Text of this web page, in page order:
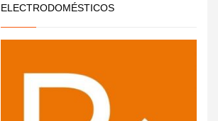
ELECTRODOMÉSTICOS